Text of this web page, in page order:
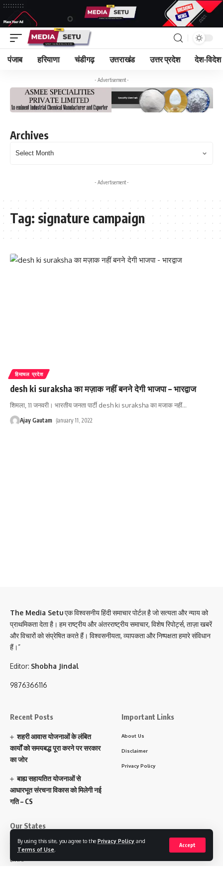
By using this site, you agree to the Privacy Policy and
Terms of Use
Accept
पंजाब हरियाणा चंडीगढ़ उत्तराखंड उत्तर प्रदेश देश-विदेश
- Advertisement -
Archives
- Advertisement -
Tag: signature campaign
हिमाचल प्रदेश
desh ki suraksha का मज़ाक नहीं बनने देगी भाजपा – भारद्वाज
शिमला, 11 जनवरी। भारतीय जनता पार्टी desh ki suraksha का मजाक नहीं…
Ajay Gautam January 11, 2022
The Media Setuएक विश्वसनीय हिंदी समाचार पोर्टल है जो सत्यता और न्याय को
प्राथमिकता देता है। हम राष्ट्रीय और अंतरराष्ट्रीय समाचार, विशेष रिपोर्ट्स, ताज़ा खबरें
और विचारों को संप्रेषित करते हैं। विश्वसनीयता, व्यापकता और निष्पक्षता हमारे संविधान
हैं।”
Editor: Shobha Jindal
9876366116
Recent Posts
शहरी आवास योजनाओं के लंबित
कार्यों को समयबद्ध पूरा करने पर सरकार
का जोर
बाह्य सहायतित योजनाओं से
आधारभूत संरचना विकास को मिलेगी नई
गति – CS
Important Links
About Us
Disclaimer
Privacy Policy
Our States
पंजाब
हरियाणा